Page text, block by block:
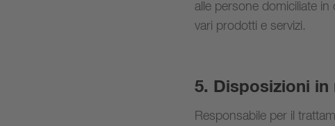
alle persone domiciliate in
vari prodotti e servizi.
5. Disposizioni
Responsabile per il